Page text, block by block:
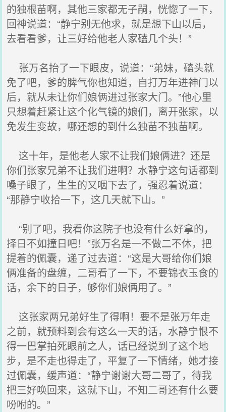
的独根苗啊，其他三家都无子嗣，恍惚了一下，
回神说道：“静宁别无他求，就是想下山以后，
去看看爹，让三好给他老人家磕几个头！”
张万名抬了一下眼皮，说道：“弟妹，磕头就
免了吧，爹的脾气你也知道，自打万年进神门以
后，就从未让你们娘俩进过张家大门。”他心里
只想着赶紧让这个化气镜的娘们，离开张家，以
免发生变故，哪还想的到什么独苗不独苗啊。
这十年，是他老人家不让我们娘俩进？还是
你们张家兄弟不让我们进啊？水静宁这句话都到
嗓子眼了，生生的又咽下去了，强忍着说道：
“那静宁收拾一下，这几天就下山。”
“别了吧，我看你这院子也没有什么好拿的，
择日不如撞日吧！”张万名是一不做二不休，把
提着的佩囊，递了过去道：“这是大哥给你们娘
俩准备的盘缠，二哥看了一下，不要锦衣玉食的
话，余下的日子，够你们娘俩用了。”
这张家两兄弟好生了得啊！要不是张万年走
之前，就预料到会有这么一天的话，水静宁恨不
得一巴掌拍死眼前之人，话已经说到了这个地
步，是不走也得走了，平复了一下情绪，她才接
过佩囊，缓声道：“静宁谢谢大哥二哥了，待我
把三好唤回来，这就下山，不知二哥还有什么要
吩咐的。”